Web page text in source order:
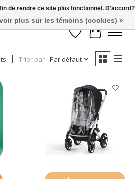
Liste de souhaits
Panier
les filtres
Trier par Par défaut
de rendre ce site plus fonctionnel. D'accord?
plus sur les témoins (cookies) »